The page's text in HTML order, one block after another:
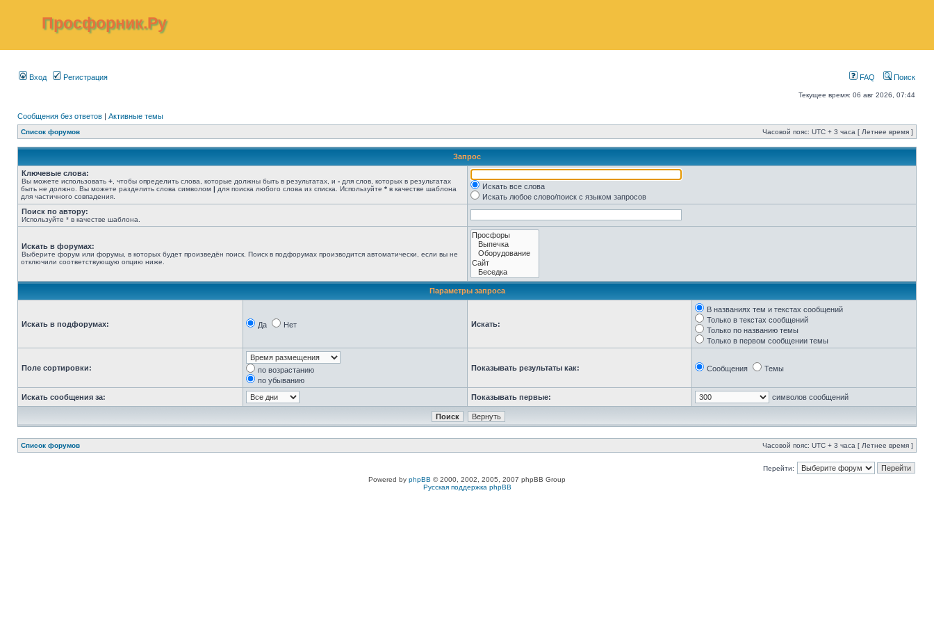
Просфорник.Ру
Вход Регистрация FAQ Поиск
Текущее время: 06 авг 2026, 07:44
Сообщения без ответов | Активные темы
Список форумов Часовой пояс: UTC + 3 часа [ Летнее время ]
Запрос
Ключевые слова:
Вы можете использовать + , чтобы определить слова, которые должны быть в результатах, и - для слов, которых в результатах
быть не должно. Вы можете разделить слова символом | для поиска любого слова из списка. Используйте * в качестве шаблона
для частичного совпадения.
Искать все слова
Искать любое слово/поиск с языком запросов
Поиск по автору:
Используйте * в качестве шаблона.
Искать в форумах:
Выберите форум или форумы, в которых будет произведён поиск. Поиск в подфорумах производится автоматически, если вы не
отключили соответствующую опцию ниже.
Параметры запроса
Искать в подфорумах: Да Нет Искать:
В названиях тем и текстах сообщений
Только в текстах сообщений
Только по названию темы
Только в первом сообщении темы
Поле сортировки:
по возрастанию
по убыванию
Показывать результаты как: Сообщения Темы
Искать сообщения за: Показывать первые: символов сообщений
Список форумов Часовой пояс: UTC + 3 часа [ Летнее время ]
Перейти:
Powered by phpBB © 2000, 2002, 2005, 2007 phpBB Group
Русская поддержка phpBB